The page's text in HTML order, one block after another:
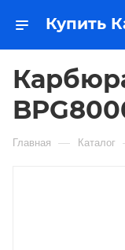
Главная — Каталог